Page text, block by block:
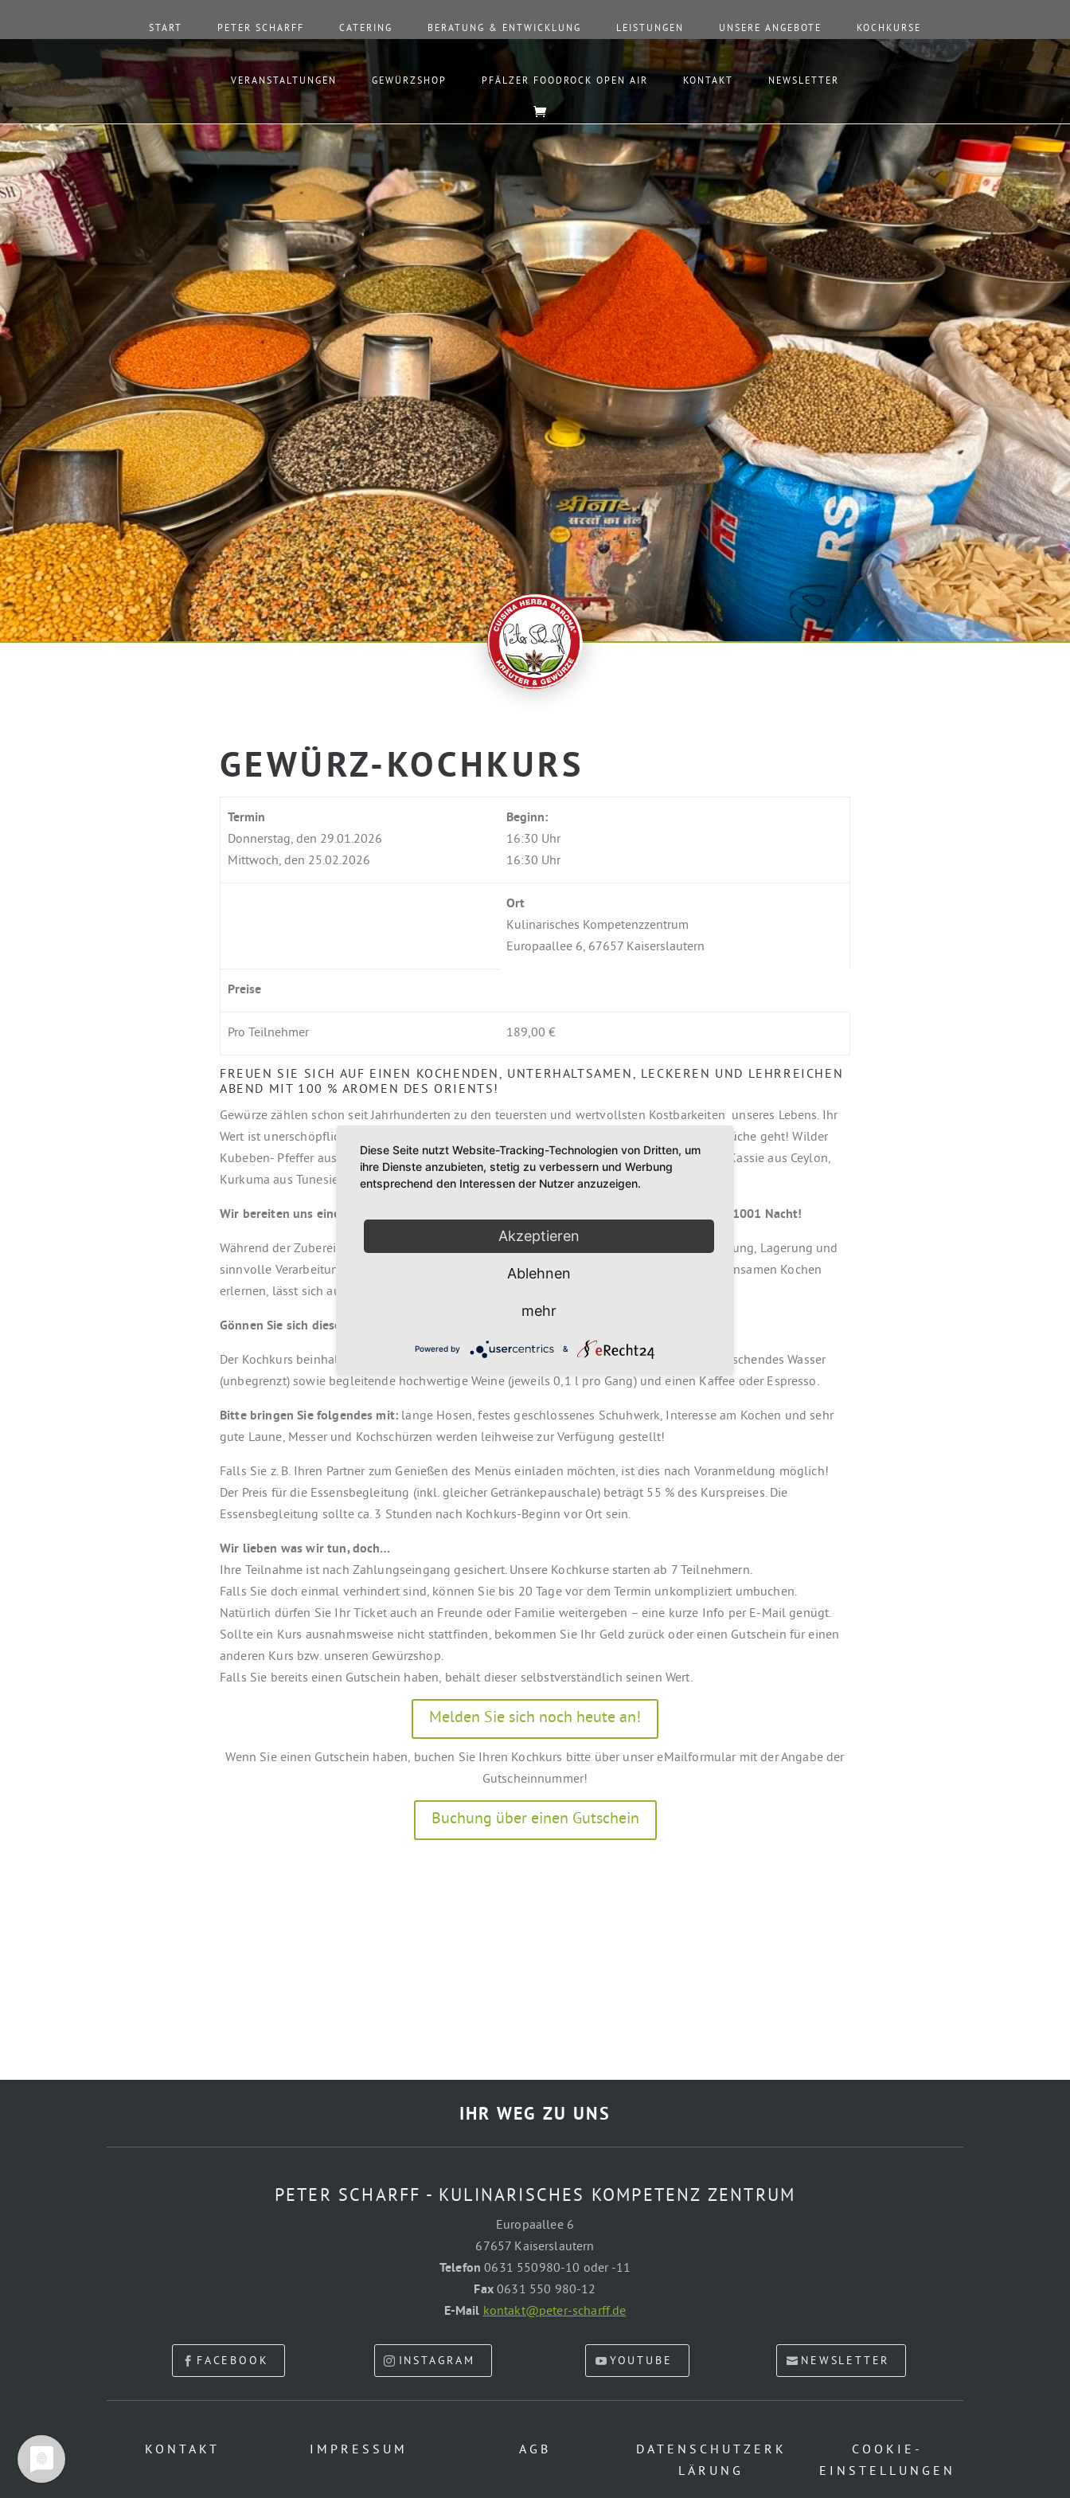
START PETER SCHARFF CATERING BERATUNG & ENTWICKLUNG LEISTUNGEN UNSERE ANGEBOTE KOCHKURSE
VERANSTALTUNGEN GEWÜRZSHOP PFÄLZER FOODROCK OPEN AIR KONTAKT NEWSLETTER
GEWÜRZ-KOCHKURS
Termin
Donnerstag, den 29.01.2026
Mittwoch, den 25.02.2026
Beginn:
16:30 Uhr
16:30 Uhr
Ort
Kulinarisches Kompetenzzentrum
Europaallee 6, 67657 Kaiserslautern
Preise
Pro Teilnehmer 189,00 €
FREUEN SIE SICH AUF EINEN KOCHENDEN, UNTERHALTSAMEN, LECKEREN UND LEHRREICHEN
ABEND MIT 100 % AROMEN DES ORIENTS!
Gewürze zählen schon seit Jahrhunderten zu den teuersten und wertvollsten Kostbarkeiten unseres Lebens. Ihr
Wert ist unerschöpflich, vor allen Dingen wenn es um den richtigen Einsatz in der frischen Küche geht! Wilder
Kubeben- Pfeffer aus Indonesien, Sternanis aus Ostasien, Bourbon Vanille aus Madagaskar, Kassie aus Ceylon,
Kurkuma aus Tunesien, Kreuzkümmel aus Syrien, Arganöl aus Marokko und und und …
Wir bereiten uns eine kulinarische Genuss-Tafel mit 7 Köstlichkeiten des Orients zu, wie in 1001 Nacht!
Während der Zubereitung sprechen wir über Bezugsquellen, Qualitätserkennung und -erhaltung, Lagerung und
sinnvolle Verarbeitung von Gewürzen. Alles, was Sie am heutigen Abend mit uns beim gemeinsamen Kochen
erlernen, lässt sich auf einfache Art und Weise auf Ihre Küche zu Hause übertragen.
Gönnen Sie sich dieses Erlebnis für alle Ihrer Sinne!
Der Kochkurs beinhaltet einen Sektaperitif, das Kochtraining, die Menükreation, Tee und erfrischendes Wasser
(unbegrenzt) sowie begleitende hochwertige Weine (jeweils 0,1 l pro Gang) und einen Kaffee oder Espresso.
Bitte bringen Sie folgendes mit: lange Hosen, festes geschlossenes Schuhwerk, Interesse am Kochen und sehr
gute Laune, Messer und Kochschürzen werden leihweise zur Verfügung gestellt!
Falls Sie z. B. Ihren Partner zum Genießen des Menüs einladen möchten, ist dies nach Voranmeldung möglich!
Der Preis für die Essensbegleitung (inkl. gleicher Getränkepauschale) beträgt 55 % des Kurspreises. Die
Essensbegleitung sollte ca. 3 Stunden nach Kochkurs-Beginn vor Ort sein.
Wir lieben was wir tun, doch…
Ihre Teilnahme ist nach Zahlungseingang gesichert. Unsere Kochkurse starten ab 7 Teilnehmern.
Falls Sie doch einmal verhindert sind, können Sie bis 20 Tage vor dem Termin unkompliziert umbuchen.
Natürlich dürfen Sie Ihr Ticket auch an Freunde oder Familie weitergeben – eine kurze Info per E-Mail genügt.
Sollte ein Kurs ausnahmsweise nicht stattfinden, bekommen Sie Ihr Geld zurück oder einen Gutschein für einen
anderen Kurs bzw. unseren Gewürzshop.
Falls Sie bereits einen Gutschein haben, behält dieser selbstverständlich seinen Wert.
Melden Sie sich noch heute an!
Wenn Sie einen Gutschein haben, buchen Sie Ihren Kochkurs bitte über unser eMailformular mit der Angabe der
Gutscheinnummer!
Buchung über einen Gutschein
IHR WEG ZU UNS
PETER SCHARFF - KULINARISCHES KOMPETENZ ZENTRUM
Europaallee 6
67657 Kaiserslautern
Telefon 0631 550980-10 oder -11
Fax0631 550 980-12
E-Mail kontakt@peter-scharff.de
FACEBOOK INSTAGRAM YOUTUBE NEWSLETTER
KONTAKT IMPRESSUM AGB
DATENSCHUTZERK
LÄRUNG
COOKIE-
EINSTELLUNGEN
Diese Seite nutzt Website-Tracking-Technologien von Dritten, um
ihre Dienste anzubieten, stetig zu verbessern und Werbung
entsprechend den Interessen der Nutzer anzuzeigen.
Akzeptieren
Ablehnen
mehr
Powered by &